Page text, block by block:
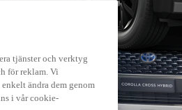
tjänster och verktyg
för reklam. Vi
ändra dem genom
i vår cookie-